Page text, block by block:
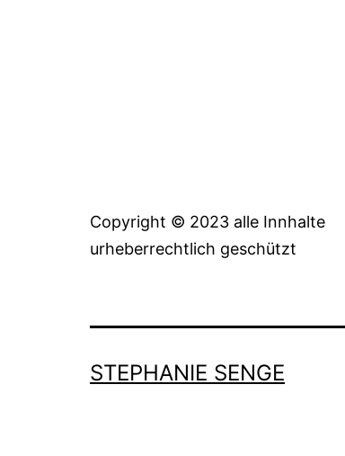
Copyright © 2023 alle Innhalte
urheberrechtlich geschützt
STEPHANIE SENGE